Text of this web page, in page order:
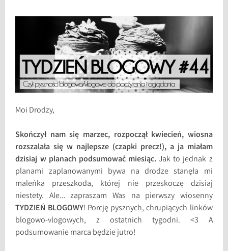
Moi Drodzy,
Skończył nam się marzec, rozpoczął kwiecień, wiosna
rozszalała się w najlepsze (czapki precz!), a ja miałam
dzisiaj w planach podsumować miesiąc. Jak to jednak z
planami zaplanowanymi bywa na drodze stanęła mi
maleńka przeszkoda, której nie przeskoczę dzisiaj
niestety. Ale… zapraszam Was na pierwszy wiosenny
TYDZIEŃ BLOGOWY! Porcję pysznych, chrupiących linków
blogowo-vlogowych, z ostatnich tygodni. <3 A
podsumowanie marca będzie jutro!